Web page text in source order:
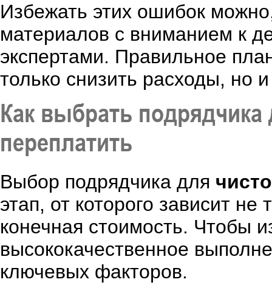
Избежать этих ошибок
материалов с вниманием к
экспертами. Правильное
только снизить расходы, но
Как выбрать
переплатить
Выбор подрядчика для
этап, от которого зависит
конечная стоимость. Чтобы
высококачественное
ключевых факторов.